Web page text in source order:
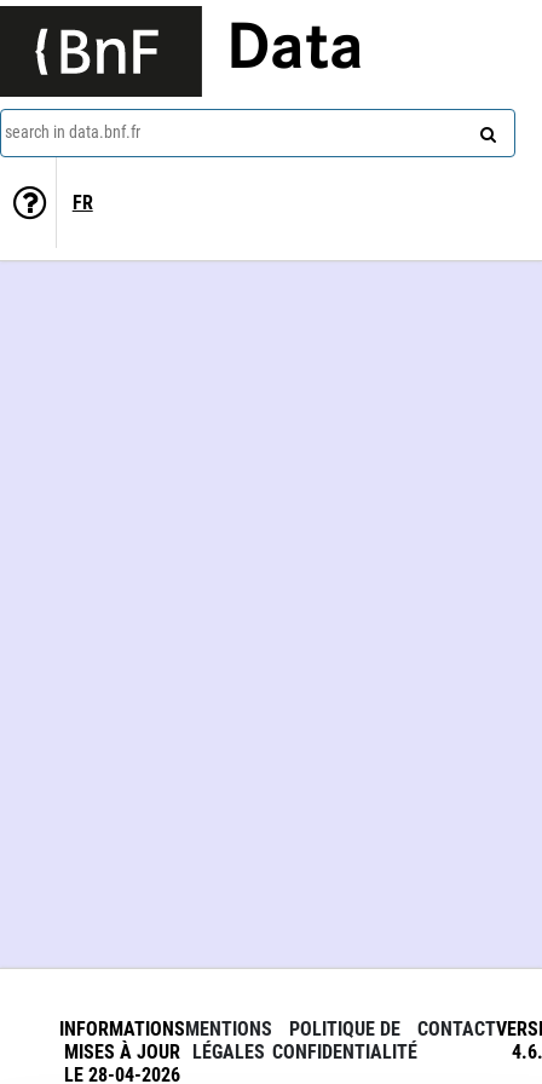
Data
search in data.bnf.fr
FR
INFORMATIONS
MISES À JOUR
LE 28-04-2026
MENTIONS
LÉGALES
POLITIQUE DE
CONFIDENTIALITÉ
CONTACT